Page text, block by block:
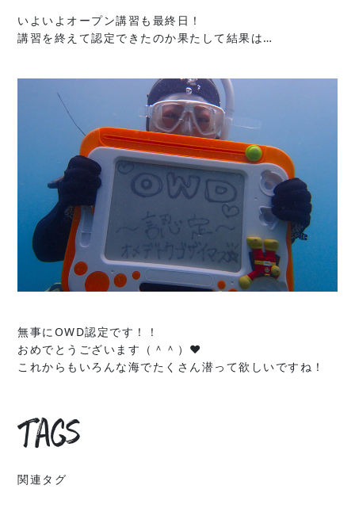
いよいよオープン講習も最終日！
講習を終えて認定できたのか果たして結果は…
無事にOWD認定です！！
おめでとうございます（＾＾）❤︎
これからもいろんな海でたくさん潜って欲しいですね！
Tags
関連タグ